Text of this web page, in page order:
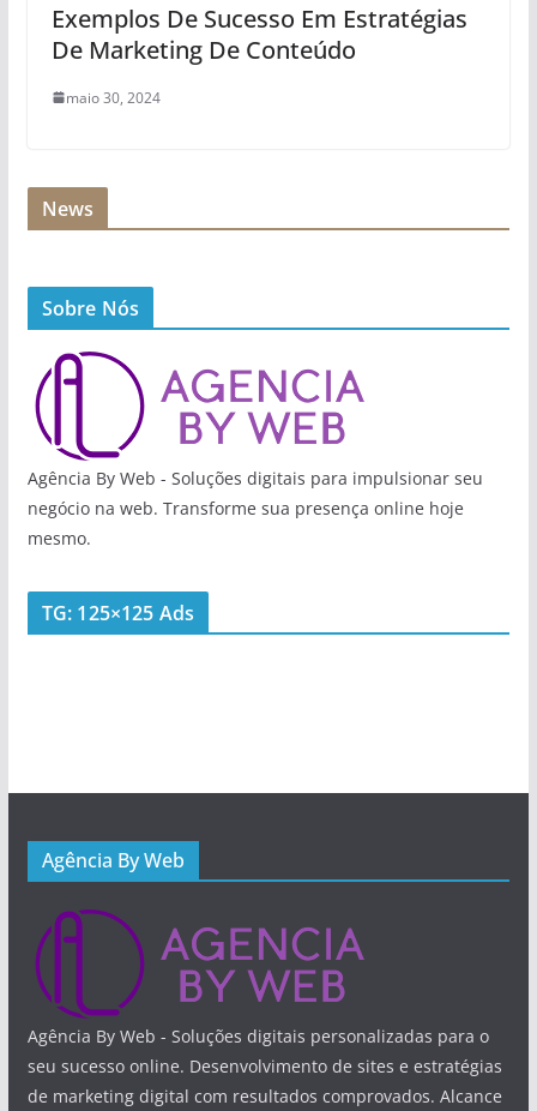
Exemplos De Sucesso Em Estratégias
De Marketing De Conteúdo
maio 30, 2024
News
Sobre Nós
Agência By Web - Soluções digitais para impulsionar seu
negócio na web. Transforme sua presença online hoje
mesmo.
TG: 125×125 Ads
Agência By Web
Agência By Web - Soluções digitais personalizadas para o
seu sucesso online. Desenvolvimento de sites e estratégias
de marketing digital com resultados comprovados. Alcance